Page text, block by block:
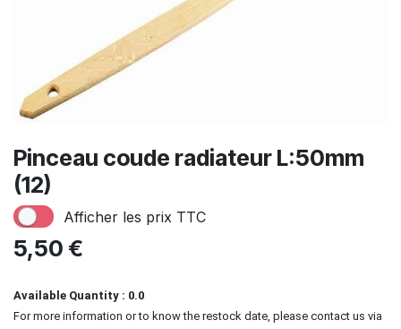
Pinceau coude radiateur L:50mm
(12)
Afficher les prix TTC
5,50 €
Available Quantity : 0.0
For more information or to know the restock date, please contact us via